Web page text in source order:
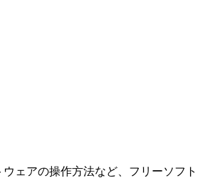
ェアの操作方法など、 フリーソフト